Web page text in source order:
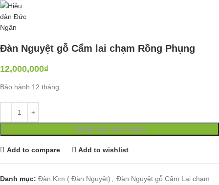
Đàn Nguyệt gỗ Cẩm lai chạm Rồng Phụng
12,000,000₫
Bảo hành 12 tháng.
THÊM VÀO GIỎ HÀNG
Add to compare Add to wishlist
Danh mục: Đàn Kìm ( Đàn Nguyệt)
Đàn Nguyệt gỗ Cẩm Lai chạm